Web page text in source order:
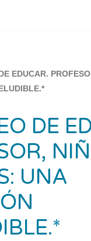
EDUCAR.
DE
UNA